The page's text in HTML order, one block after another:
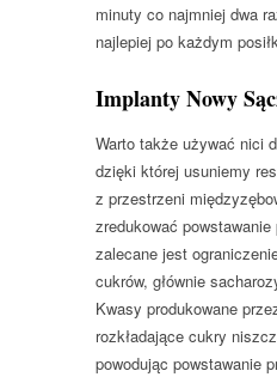
minuty co najmniej dwa
najlepiej po każdym
Implanty Nowy
Warto także używać nici
dzięki której usuniemy
z przestrzeni
zredukować powstawanie
zalecane jest
cukrów, głównie
Kwasy produkowane
rozkładające cukry
powodując powstawanie